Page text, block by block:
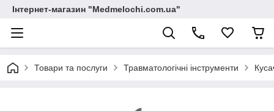
Інтернет-магазин "Medmelochi.com.ua"
Товари та послуги Травматологічні інструменти